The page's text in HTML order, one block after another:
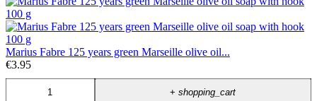
Marius Fabre 125 years green Marseille olive oil...
€3.95
+shopping_cart